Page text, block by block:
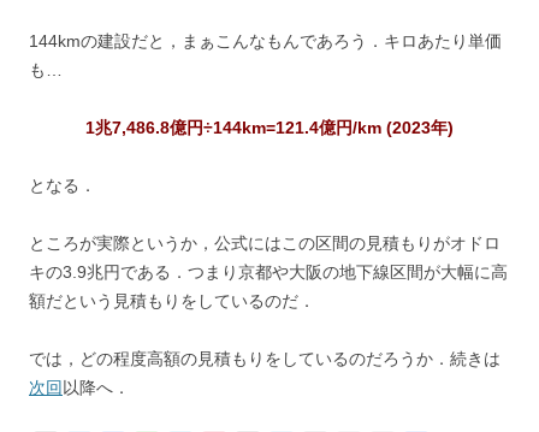
144kmの建設だと，まぁこんなもんであろう．キロあたり単価
も…
1兆7,486.8億円÷144km=121.4億円/km (2023年)
となる．
ところが実際というか，公式にはこの区間の見積もりがオドロ
キの3.9兆円である．つまり京都や大阪の地下線区間が大幅に高
額だという見積もりをしているのだ．
では，どの程度高額の見積もりをしているのだろうか．続きは
次回 以降へ．